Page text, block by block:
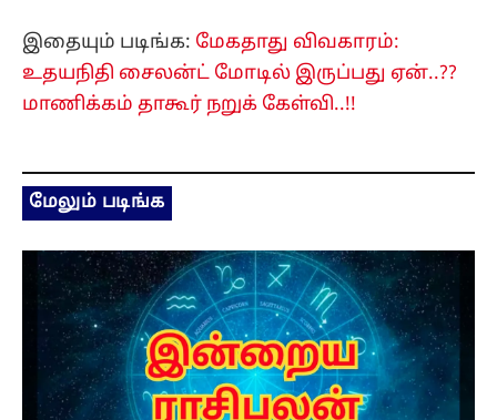
இதையும் படிங்க: மேகதாது விவகாரம்:
உதயநிதி சைலன்ட் மோடில் இருப்பது ஏன்..??
மாணிக்கம் தாகூர் நறுக் கேள்வி..!!
மேலும் படிங்க